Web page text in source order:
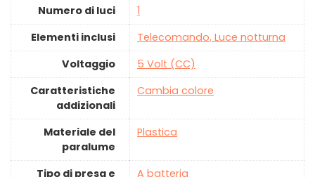
Numero di luci
‎1
Elementi inclusi
‎Telecomando, Luce notturna
Voltaggio
‎5 Volt (CC)
Caratteristiche
addizionali
‎Cambia colore
Materiale del
paralume
‎Plastica
Tipo di presa e
‎A batteria